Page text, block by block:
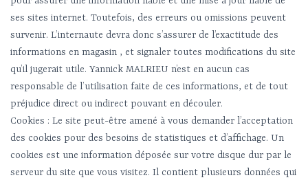
ses sites internet. Toutefois, des erreurs ou omissions peuvent
survenir. L’internaute devra donc s’assurer de l’exactitude des
informations en magasin , et signaler toutes modifications du site
qu’il jugerait utile. Yannick MALRIEU n’est en aucun cas
responsable de l’utilisation faite de ces informations, et de tout
préjudice direct ou indirect pouvant en découler.
Cookies : Le site peut-être amené à vous demander l’acceptation
des cookies pour des besoins de statistiques et d’affichage. Un
cookies est une information déposée sur votre disque dur par le
serveur du site que vous visitez. Il contient plusieurs données qui